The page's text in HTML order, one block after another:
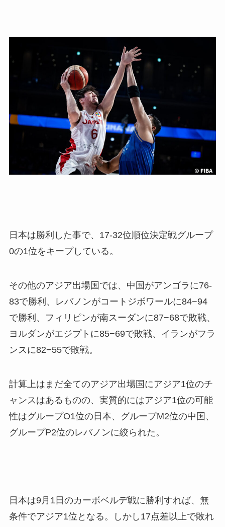
日本は勝利した事で、17-32位順位決定戦グループ
0の1位をキープしている。
その他のアジア出場国では、中国がアンゴラに76-
83で勝利、レバノンがコートジボワールに84−94
で勝利、フィリピンが南スーダンに87−68で敗戦、
ヨルダンがエジプトに85−69で敗戦、イランがフラ
ンスに82−55で敗戦。
計算上はまだ全てのアジア出場国にアジア1位のチ
ャンスはあるものの、実質的にはアジア1位の可能
性はグループO1位の日本、グループM2位の中国、
グループP2位のレバノンに絞られた。
日本は9月1日のカーボベルデ戦に勝利すれば、無
条件でアジア1位となる。しかし17点差以上で敗れ